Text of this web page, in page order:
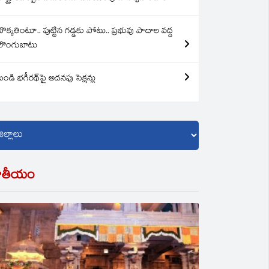
పుట్టిన గడ్డకు పోటు.. ప్రభువు పాదాల వద్ద
భగీరథ్‌పై అదనపు సెక్షన్లు